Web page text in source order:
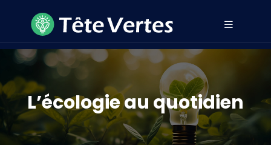
L’écologie au quotidien